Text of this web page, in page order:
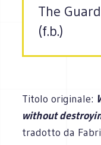
The
(f.b.)
Titolo originale:
without
tradotto da